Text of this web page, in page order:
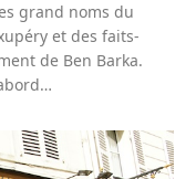
grand noms du
et des faits-
de Ben Barka.